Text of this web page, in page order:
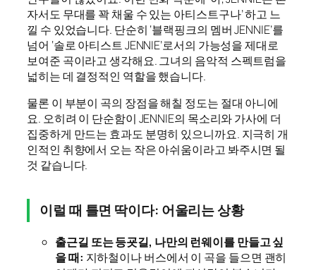
자서도 무대를 꽉 채울 수 있는 아티스트구나’ 하고 느
낄 수 있었습니다. 단순히 ‘블랙핑크의 멤버 JENNIE’를
넘어 ‘솔로 아티스트 JENNIE’로서의 가능성을 제대로
보여준 곡이라고 생각해요. 그녀의 음악적 스펙트럼을
넓히는 데 결정적인 역할을 했습니다.
물론 이 부분이 곡의 장점을 해칠 정도는 절대 아니에
요. 오히려 이 단순함이 JENNIE의 목소리와 가사에 더
집중하게 만드는 효과도 분명히 있으니까요. 지극히 개
인적인 취향에서 오는 작은 아쉬움이라고 봐주시면 될
것 같습니다.
이럴 때 틀면 딱이다: 어울리는 상황
출근길 또는 등굣길, 나만의 런웨이를 만들고 싶
을 때: 지하철이나 버스에서 이 곡을 들으면 괜히